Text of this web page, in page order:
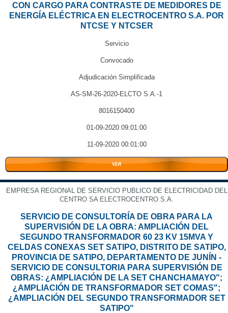
CON CARGO PARA CONTRASTE DE MEDIDORES DE
ENERGÍA ELÉCTRICA EN ELECTROCENTRO S.A. POR
NTCSE Y NTCSER
Servicio
Convocado
Adjudicación Simplificada
AS-SM-26-2020-ELCTO S.A.-1
8016150400
01-09-2020 09:01:00
11-09-2020 00:01:00
VER
EMPRESA REGIONAL DE SERVICIO PUBLICO DE ELECTRICIDAD DEL
CENTRO SA ELECTROCENTRO S.A.
SERVICIO DE CONSULTORÍA DE OBRA PARA LA
SUPERVISIÓN DE LA OBRA: AMPLIACIÓN DEL
SEGUNDO TRANSFORMADOR 60 23 KV 15MVA Y
CELDAS CONEXAS SET SATIPO, DISTRITO DE SATIPO,
PROVINCIA DE SATIPO, DEPARTAMENTO DE JUNÍN -
SERVICIO DE CONSULTORIA PARA SUPERVISIÓN DE
OBRAS: ¿AMPLIACIÓN DE LA SET CHANCHAMAYO";
¿AMPLIACIÓN DE TRANSFORMADOR SET COMAS";
¿AMPLIACIÓN DEL SEGUNDO TRANSFORMADOR SET
SATIPO"